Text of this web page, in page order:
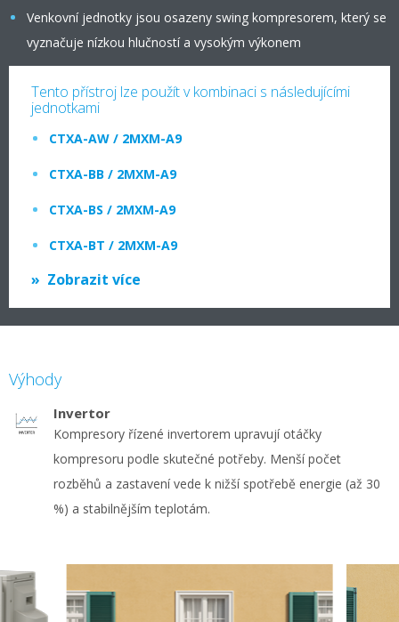
Venkovní jednotky jsou osazeny swing kompresorem, který se
vyznačuje nízkou hlučností a vysokým výkonem
Tento přístroj lze použít v kombinaci s následujícími
jednotkami
CTXA-AW / 2MXM-A9
CTXA-BB / 2MXM-A9
CTXA-BS / 2MXM-A9
CTXA-BT / 2MXM-A9
Zobrazit více
Výhody
Invertor
Kompresory řízené invertorem upravují otáčky
kompresoru podle skutečné potřeby. Menší počet
rozběhů a zastavení vede k nižší spotřebě energie (až 30
%) a stabilnějším teplotám.